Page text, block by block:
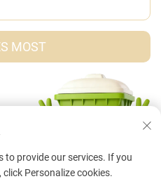
MOST
to provide our services. If you
Personalize cookies.